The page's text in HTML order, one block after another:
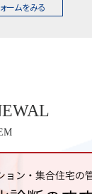
ームをみる